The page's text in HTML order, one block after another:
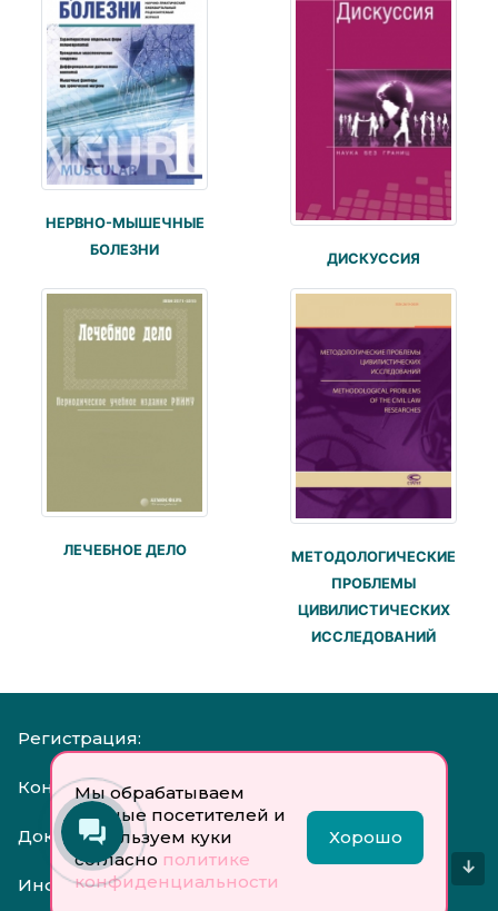
Мы обрабатываем
данные посетителей и
используем куки
согласно политике
конфиденциальности
Хорошо
НЕРВНО-МЫШЕЧНЫЕ
БОЛЕЗНИ
ДИСКУССИЯ
ЛЕЧЕБНОЕ ДЕЛО
МЕТОДОЛОГИЧЕСКИЕ
ПРОБЛЕМЫ
ЦИВИЛИСТИЧЕСКИХ
ИССЛЕДОВАНИЙ
Регистрация:
Контакты:
Документы:
Инфо:
↓